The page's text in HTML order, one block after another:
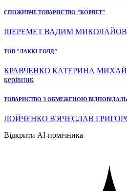
СПОЖИВЧЕ ТОВАРИСТВО "КОРВЕТ"
ШЕРЕМЕТ ВАДИМ
ТОВ "ЛАККІ-ГОЛД"
КРАВЧЕНКО КАТЕРИНА
керівник
ТОВАРИСТВО З ОБМЕЖЕНОЮ
ЛОЙЧЕНКО В'ЯЧЕСЛАВ
Відкрити AI-помічника